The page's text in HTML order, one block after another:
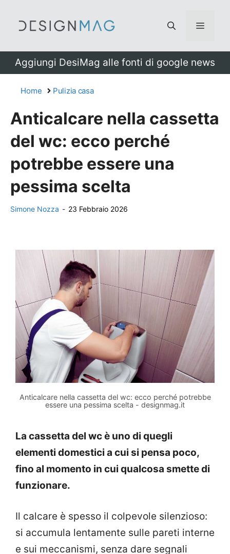
Menu
Aggiungi DesiMag alle fonti di google news
Home Pulizia casa
Anticalcare nella cassetta
del wc: ecco perché
potrebbe essere una
pessima scelta
Simone Nozza - 23 Febbraio 2026
Anticalcare nella cassetta del wc: ecco perché potrebbe
essere una pessima scelta - designmag.it
La cassetta del wc è uno di quegli
elementi domestici a cui si pensa poco,
fino al momento in cui qualcosa smette di
funzionare.
Il calcare è spesso il colpevole silenzioso:
si accumula lentamente sulle pareti interne
e sui meccanismi, senza dare segnali